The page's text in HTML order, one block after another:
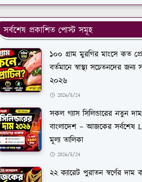
সর্বশেষ প্রকাশিত পোস্ট সমূহ
১০০ গ্রাম মুরগির মাংসে কত
বর্তমানে স্বাস্থ্য সচেতনদের জন্য
২০২৬
2026/5/24
সকল গ্যাস সিলিন্ডারের নতুন
বাংলাদেশ – আজকের সর্বশেষ
মূল্য তালিকা
2026/5/24
২২ ক্যারেট পুরাতন স্বর্ণের